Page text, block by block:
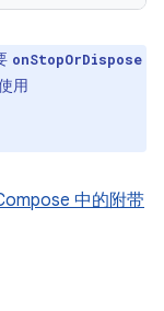
onStopOrDispose
用
中的附带